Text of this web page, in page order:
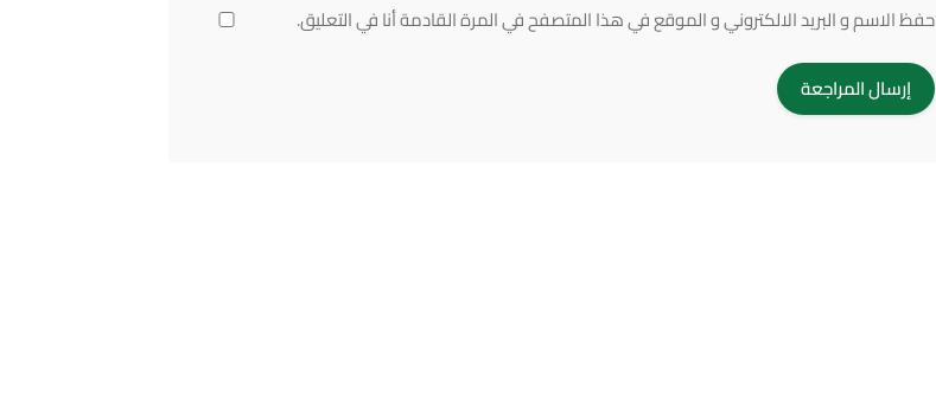
حفظ الاسم و البريد الالكتروني و الموقع في هذا المتصفح في المرة القادمة أنا في التعليق.